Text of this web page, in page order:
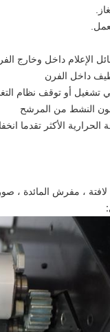
النشط من المرشح
، مفرش المائدة ، صور